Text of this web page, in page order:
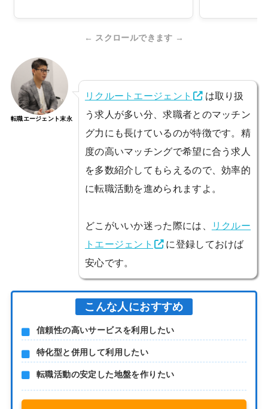
← スクロールできます →
転職エージェント末永
リクルートエージェント
は取り扱
う求人が多い分、求職者とのマッチン
グ力にも長けているのが特徴です。精
度の高いマッチングで希望に合う求人
を多数紹介してもらえるので、効率的
に転職活動を進められますよ。
どこがいいか迷った際には、
リクルー
トエージェント
に登録しておけば
安心です。
こんな人におすすめ
信頼性の高いサービスを利用したい
特化型と併用して利用したい
転職活動の安定した地盤を作りたい